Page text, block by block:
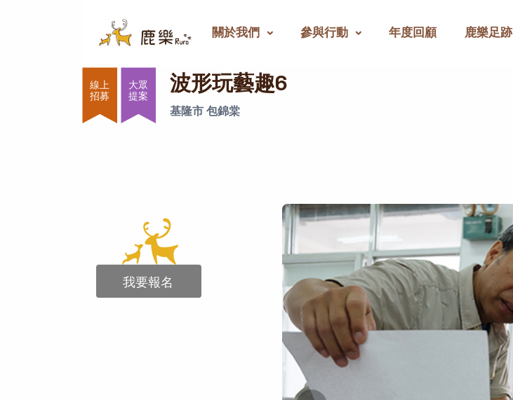
關於我們 參與行動 年度回顧 鹿樂足跡
波形玩藝趣6
大眾
提案
波形玩藝趣6
基隆市 包錦棠